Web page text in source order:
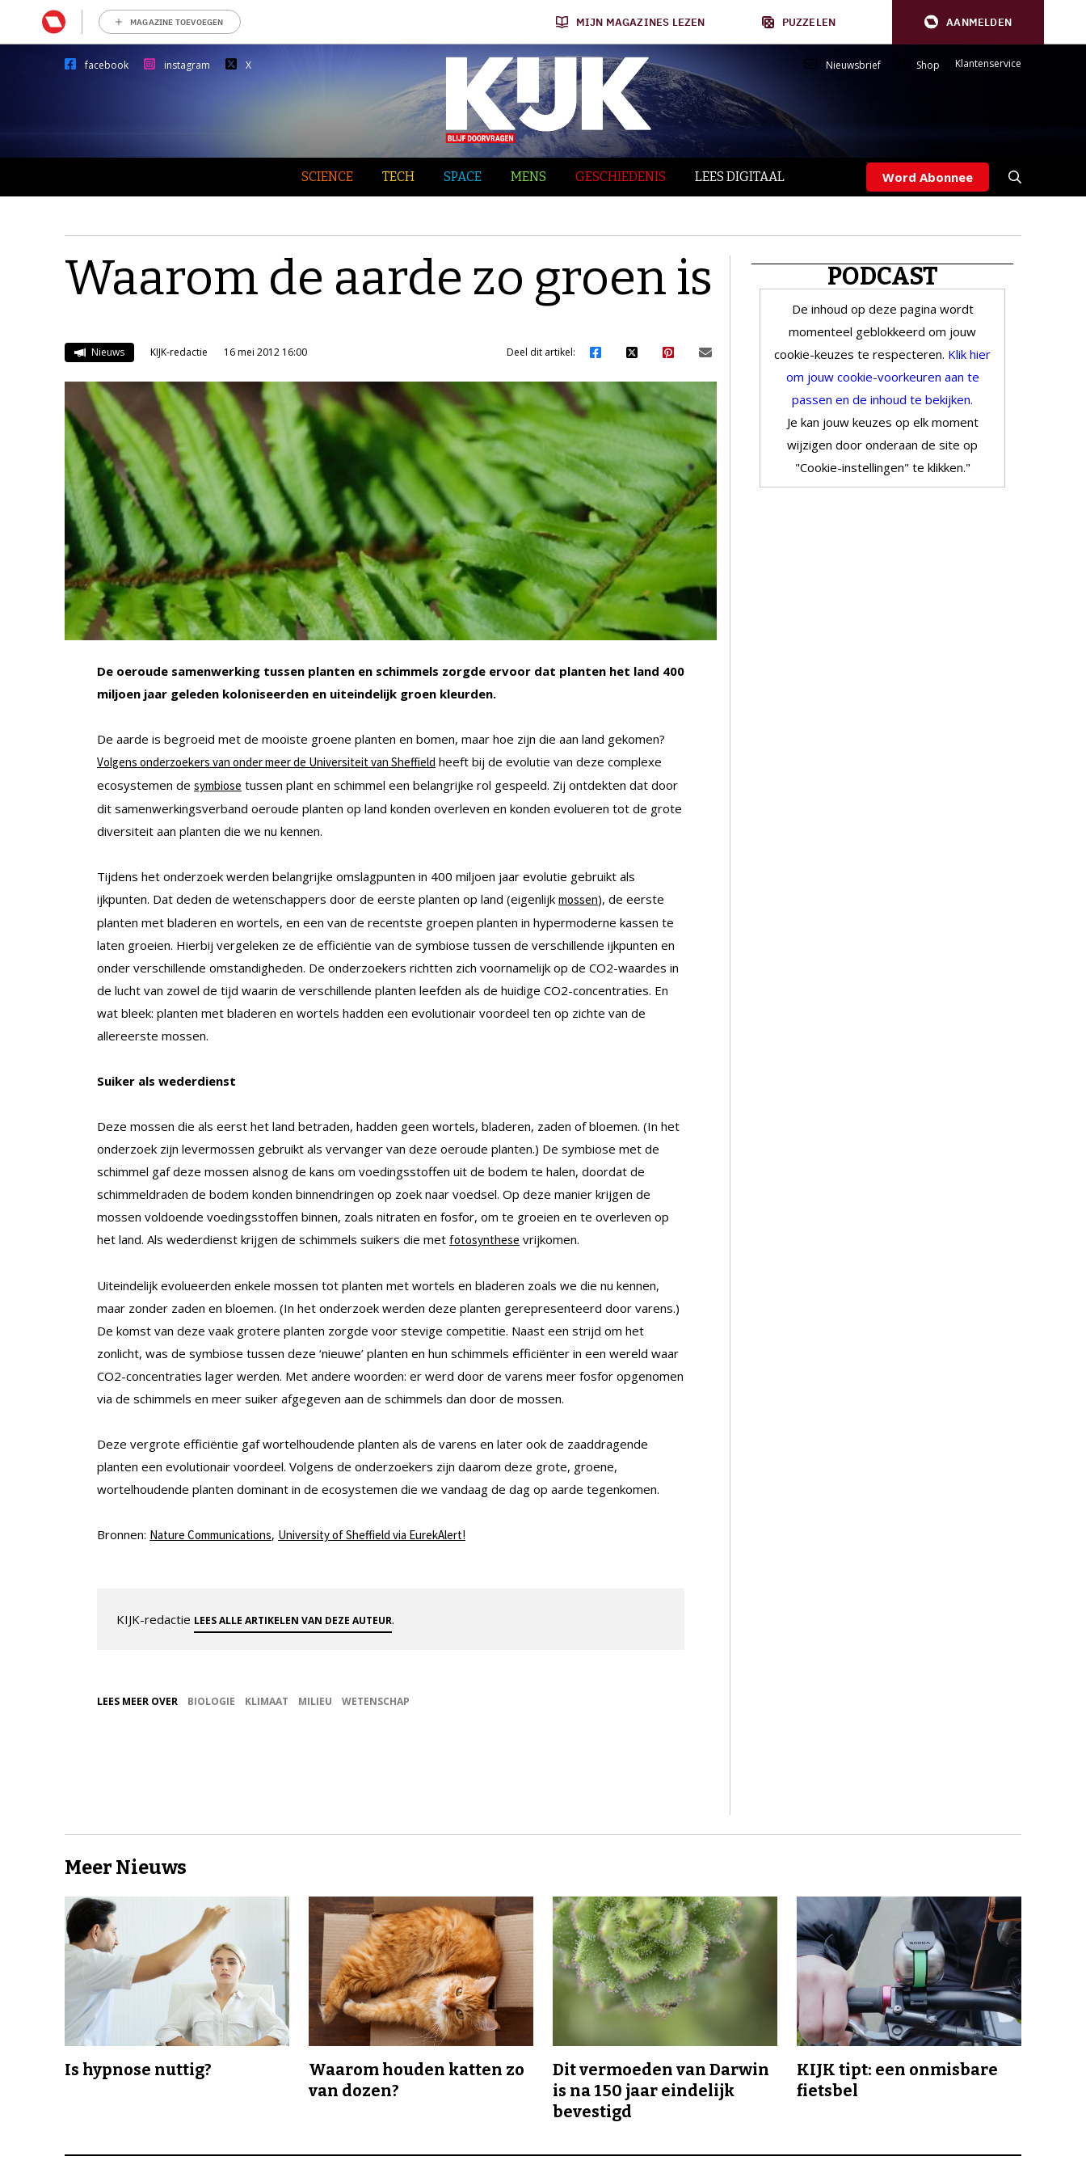
MAGAZINE TOEVOEGEN MIJN MAGAZINES LEZEN PUZZELEN AANMELDEN
facebook instagram X Nieuwsbrief Shop Klantenservice
SCIENCE TECH SPACE MENS GESCHIEDENIS LEES DIGITAAL Word Abonnee
Waarom de aarde zo groen is
Nieuws KIJK-redactie 16 mei 2012 16:00 Deel dit artikel:
De oeroude samenwerking tussen planten en schimmels zorgde ervoor dat planten het land 400
miljoen jaar geleden koloniseerden en uiteindelijk groen kleurden.
De aarde is begroeid met de mooiste groene planten en bomen, maar hoe zijn die aan land gekomen?
Volgens onderzoekers van onder meer de Universiteit van Sheffield heeft bij de evolutie van deze complexe
ecosystemen de symbiose tussen plant en schimmel een belangrijke rol gespeeld. Zij ontdekten dat door
dit samenwerkingsverband oeroude planten op land konden overleven en konden evolueren tot de grote
diversiteit aan planten die we nu kennen.
Tijdens het onderzoek werden belangrijke omslagpunten in 400 miljoen jaar evolutie gebruikt als
ijkpunten. Dat deden de wetenschappers door de eerste planten op land (eigenlijk mossen), de eerste
planten met bladeren en wortels, en een van de recentste groepen planten in hypermoderne kassen te
laten groeien. Hierbij vergeleken ze de efficiëntie van de symbiose tussen de verschillende ijkpunten en
onder verschillende omstandigheden. De onderzoekers richtten zich voornamelijk op de CO2-waardes in
de lucht van zowel de tijd waarin de verschillende planten leefden als de huidige CO2-concentraties. En
wat bleek: planten met bladeren en wortels hadden een evolutionair voordeel ten op zichte van de
allereerste mossen.
Suiker als wederdienst
Deze mossen die als eerst het land betraden, hadden geen wortels, bladeren, zaden of bloemen. (In het
onderzoek zijn levermossen gebruikt als vervanger van deze oeroude planten.) De symbiose met de
schimmel gaf deze mossen alsnog de kans om voedingsstoffen uit de bodem te halen, doordat de
schimmeldraden de bodem konden binnendringen op zoek naar voedsel. Op deze manier krijgen de
mossen voldoende voedingsstoffen binnen, zoals nitraten en fosfor, om te groeien en te overleven op
het land. Als wederdienst krijgen de schimmels suikers die met fotosynthese vrijkomen.
Uiteindelijk evolueerden enkele mossen tot planten met wortels en bladeren zoals we die nu kennen,
maar zonder zaden en bloemen. (In het onderzoek werden deze planten gerepresenteerd door varens.)
De komst van deze vaak grotere planten zorgde voor stevige competitie. Naast een strijd om het
zonlicht, was de symbiose tussen deze ‘nieuwe’ planten en hun schimmels efficiënter in een wereld waar
CO2-concentraties lager werden. Met andere woorden: er werd door de varens meer fosfor opgenomen
via de schimmels en meer suiker afgegeven aan de schimmels dan door de mossen.
Deze vergrote efficiëntie gaf wortelhoudende planten als de varens en later ook de zaaddragende
planten een evolutionair voordeel. Volgens de onderzoekers zijn daarom deze grote, groene,
wortelhoudende planten dominant in de ecosystemen die we vandaag de dag op aarde tegenkomen.
Bronnen: Nature Communications, University of Sheffield via EurekAlert!
KIJK-redactie LEES ALLE ARTIKELEN VAN DEZE AUTEUR.
LEES MEER OVER BIOLOGIE KLIMAAT MILIEU WETENSCHAP
PODCAST
De inhoud op deze pagina wordt
momenteel geblokkeerd om jouw
cookie-keuzes te respecteren. Klik hier
om jouw cookie-voorkeuren aan te
passen en de inhoud te bekijken.
Je kan jouw keuzes op elk moment
wijzigen door onderaan de site op
"Cookie-instellingen" te klikken."
Meer Nieuws
Is hypnose nuttig?
Waarom houden katten zo
van dozen?
Dit vermoeden van Darwin
is na 150 jaar eindelijk
bevestigd
KIJK tipt: een onmisbare
fietsbel